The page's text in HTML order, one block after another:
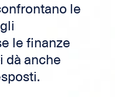
le
le finanze
dà anche